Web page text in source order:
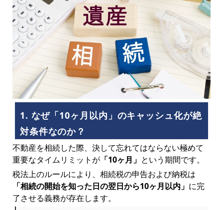
1. なぜ「10ヶ月以内」のキャッシュ化が絶
対条件なのか？
不動産を相続した際、決して忘れてはならない極めて
重要なタイムリミットが「10ヶ月」 という期間です。
税法上のルールにより、相続税の申告および納税は
「相続の開始を知った日の翌日から10ヶ月以内」 に完
了させる義務が存在します。